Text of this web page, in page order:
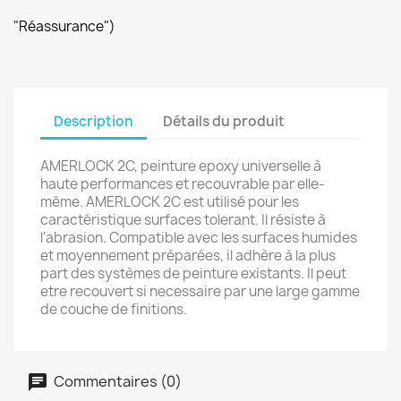
"Réassurance")
Description Détails du produit
AMERLOCK 2C, peinture epoxy universelle à
haute performances et recouvrable par elle-
même. AMERLOCK 2C est utilisé pour les
caractéristique surfaces tolerant. Il résiste à
l'abrasion. Compatible avec les surfaces humides
et moyennement préparées, il adhère à la plus
part des systèmes de peinture existants. Il peut
etre recouvert si necessaire par une large gamme
de couche de finitions.
Commentaires (0)